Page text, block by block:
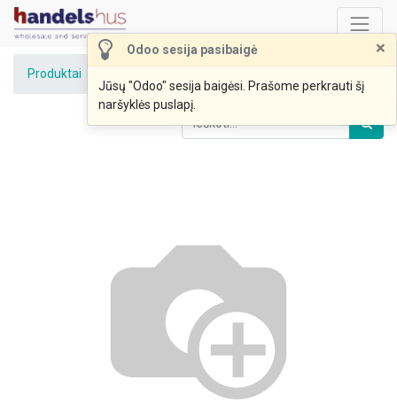
Odoo sesija pasibaigė ×
Jūsų "Odoo" sesija baigėsi. Prašome perkrauti šį
naršyklės puslapį.
Produktai